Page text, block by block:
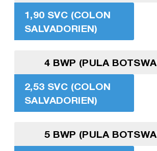
1,90 SVC (COLON
SALVADORIEN)
4 BWP (PULA
2,53 SVC (COLON
SALVADORIEN)
5 BWP (PULA